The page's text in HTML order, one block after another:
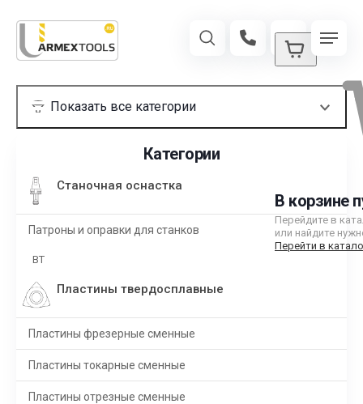
В корзине
Перейдите в
или найдите
Перейти в
Категории
Станочная оснастка
Патроны и оправки для станков
BT
Пластины твердосплавные
Пластины фрезерные сменные
Пластины токарные сменные
Пластины отрезные сменные